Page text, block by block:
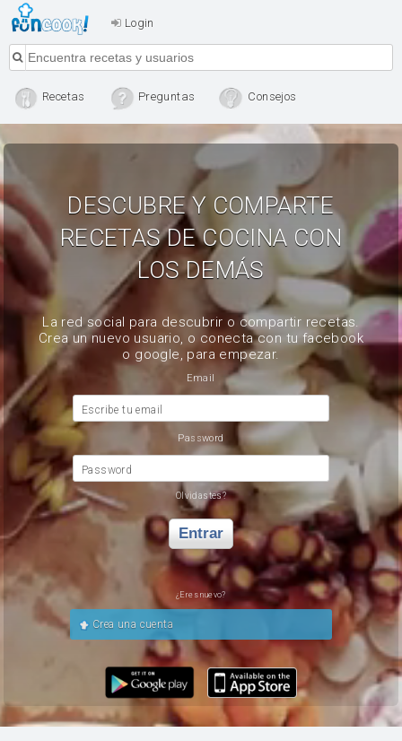
Login
Recetas Preguntas Consejos
DESCUBRE Y COMPARTE
RECETAS DE COCINA CON
LOS DEMÁS
La red social para descubrir o compartir recetas.
Crea un nuevo usuario, o conecta con tu facebook
o google, para empezar.
Email
Escribe tu email
Password
Password
Olvidastes?
Entrar
¿Eres nuevo?
Crea una cuenta